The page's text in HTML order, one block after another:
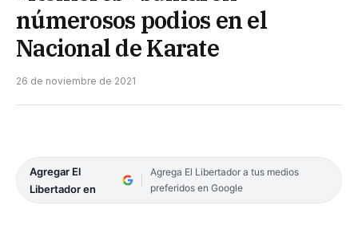
númerosos podios en el
Nacional de Karate
26 de noviembre de 2021
Agregar El
Libertador en
Agrega El Libertador a tus medios
preferidos en Google